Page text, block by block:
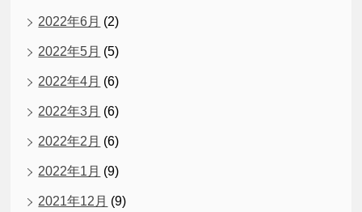
2022年6月 (2)
2022年5月 (5)
2022年4月 (6)
2022年3月 (6)
2022年2月 (6)
2022年1月 (9)
2021年12月 (9)